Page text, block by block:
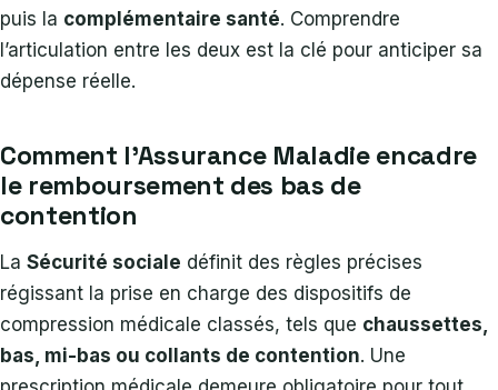
puis la complémentaire santé. Comprendre
l’articulation entre les deux est la clé pour anticiper sa
dépense réelle.
Comment l’Assurance Maladie encadre
le remboursement des bas de
contention
La Sécurité sociale définit des règles précises
régissant la prise en charge des dispositifs de
compression médicale classés, tels que chaussettes,
bas, mi-bas ou collants de contention. Une